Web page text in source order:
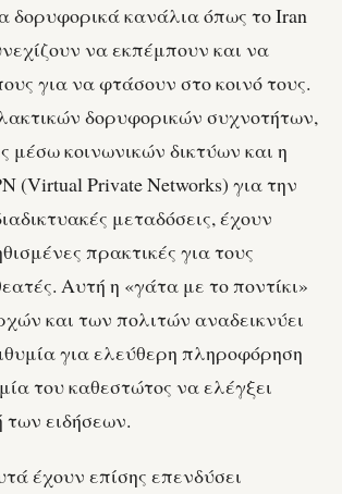
δορυφορικά κανάλια όπως το Iran
να εκπέμπουν και να
για να φτάσουν στο κοινό τους.
δορυφορικών συχνοτήτων,
μέσω κοινωνικών δικτύων και η
(Virtual Private Networks) για την
μεταδόσεις, έχουν
πρακτικές για τους
Αυτή η «γάτα με το ποντίκι»
και των πολιτών αναδεικνύει
για ελεύθερη πληροφόρηση
του καθεστώτος να ελέγξει
ειδήσεων.
έχουν επίσης επενδύσει